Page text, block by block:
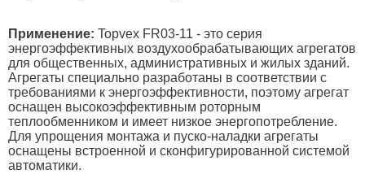
Применение: Topvex FR03-11 - это серия
энергоэффективных воздухообрабатывающих агрегатов
для общественных, административных и жилых зданий.
Агрегаты специально разработаны в соответствии с
требованиями к энергоэффективности, поэтому агрегат
оснащен высокоэффективным роторным
теплообменником и имеет низкое энергопотребление.
Для упрощения монтажа и пуско-наладки агрегаты
оснащены встроенной и сконфигурированной системой
автоматики.